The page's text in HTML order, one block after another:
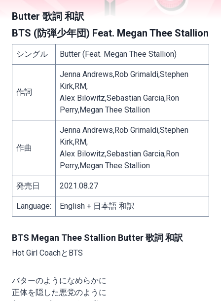
Butter 歌詞 和訳
BTS (防弾少年団) Feat. Megan Thee Stallion
シングル Butter (Feat. Megan Thee Stallion)
作詞
Jenna Andrews,Rob Grimaldi,Stephen
Kirk,RM,
Alex Bilowitz,Sebastian Garcia,Ron
Perry,Megan Thee Stallion
作曲
Jenna Andrews,Rob Grimaldi,Stephen
Kirk,RM,
Alex Bilowitz,Sebastian Garcia,Ron
Perry,Megan Thee Stallion
発売日 2021.08.27
Language: English + 日本語 和訳
BTS Megan Thee Stallion Butter 歌詞 和訳
Hot Girl CoachとBTS
バターのようになめらかに
正体を隠した悪党のように